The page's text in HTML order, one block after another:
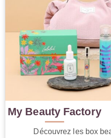
My Beauty Factory
Découvrez les box